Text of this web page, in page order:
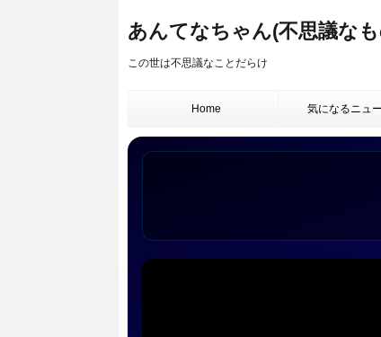
あんてなちゃん(不思議なも
この世は不思議なことだらけ
Home 気になるニュ